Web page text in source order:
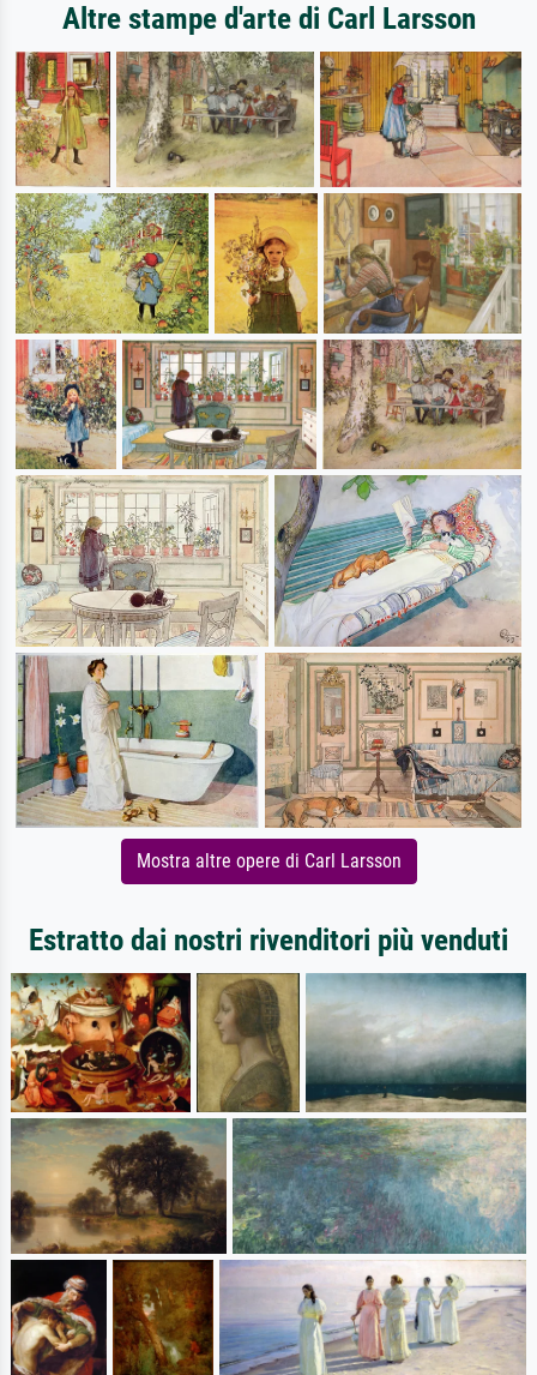
Altre stampe d'arte di Carl Larsson
Mostra altre opere di Carl Larsson
Estratto dai nostri rivenditori più venduti